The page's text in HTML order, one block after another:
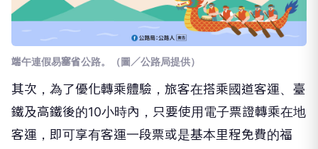
端午連假易塞省公路。（圖／公路局提供）
其次，為了優化轉乘體驗，旅客在搭乘國道客運、臺
鐵及高鐵後的10小時內，只要使用電子票證轉乘在地
客運，即可享有客運一段票或是基本里程免費的福